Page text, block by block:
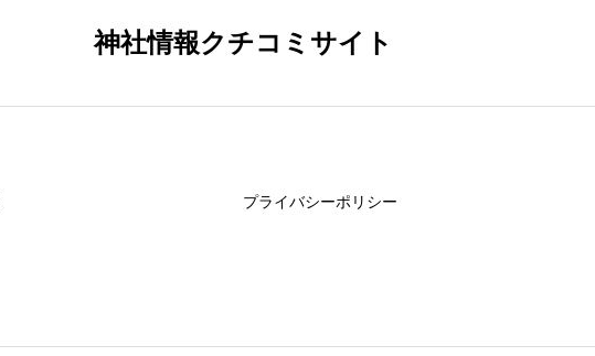
神社情報クチコミサイト
プライバシーポリシー